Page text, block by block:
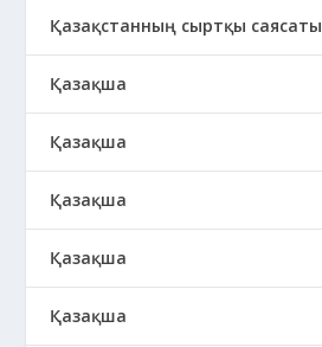
Қазақстанның сыртқы саясаты
Қазақша
Қазақша
Қазақша
Қазақша
Қазақша